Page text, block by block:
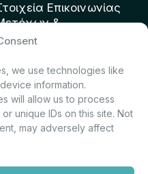
we use technologies like
information.
will allow us to process
unique IDs on this site. Not
may adversely affect
Επικοινωνίας
&
– Corporate
& Investor
– Τμήμα
–